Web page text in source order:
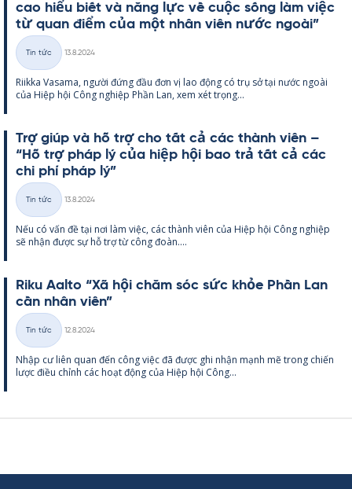
cao hiểu biết và năng lực về cuộc sống làm việc
từ quan điểm của một nhân viên nước ngoài”
Thể
loại
Tin tức
13.8.2024
Riikka Va­sama, người đứng đầu đơn vị lao động có trụ sở tại nước ngoài
của Hiệp hội Công ng­hiệp Phần Lan, xem xét trọng...
Trợ giúp và hỗ trợ cho tất cả các thành viên –
“Hỗ trợ pháp lý của hiệp hội bao trả tất cả các
chi phí pháp lý”
Thể
loại
Tin tức
13.8.2024
Nếu có vấn đề tại nơi làm việc, các thành viên của Hiệp hội Công ng­hiệp
sẽ nhận được sự hỗ trợ từ công đoàn....
Riku Aalto “Xã hội chăm sóc sức khỏe Phần Lan
cần nhân viên”
Thể
loại
Tin tức
12.8.2024
Nhập cư liên quan đến công việc đã được ghi nhận mạnh mẽ trong chiến
lược điều chỉnh các hoạt động của Hiệp hội Công...